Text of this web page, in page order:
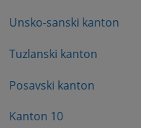
Unsko-sanski kanton
Tuzlanski kanton
Posavski kanton
Kanton 10